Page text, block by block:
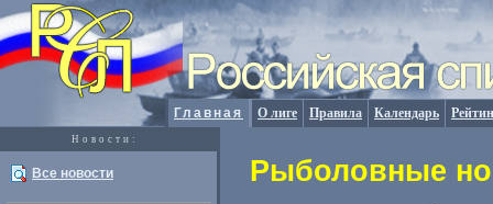
Главная О лиге Правила Календарь
Новости:
Все новости Рыболовные